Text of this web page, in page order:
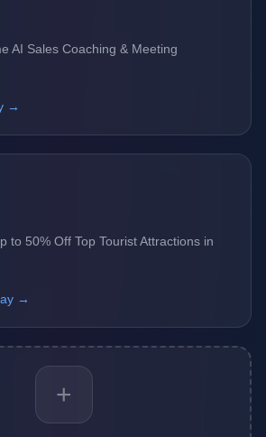
AI Sales Coaching & Meeting
→
to 50% Off Top Tourist Attractions in
→
+